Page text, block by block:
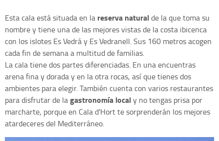
Esta cala está situada en la reserva naturalde la que toma su
nombre y tiene una de las mejores vistas de la costa ibicenca
con los islotes Es Vedrá y Es Vedranell. Sus 160 metros acogen
cada fin de semana a multitud de familias.
La cala tiene dos partes diferenciadas. En una encuentras
arena fina y dorada y en la otra rocas, así que tienes dos
ambientes para elegir. También cuenta con varios restaurantes
para disfrutar de lagastronomía localy no tengas prisa por
marcharte, porque en Cala d'Hort te sorprenderán los mejores
atardeceres del Mediterráneo.